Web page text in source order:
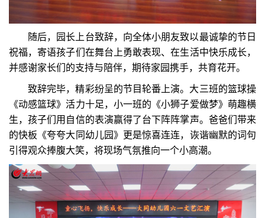
随后，园长上台致辞，向全体小朋友致以最诚挚的节日
祝福，寄语孩子们在舞台上勇敢表现、在生活中快乐成长，
并感谢家长们的支持与陪伴，期待家园携手，共育花开。
致辞完毕，精彩纷呈的节目轮番上演。大三班的篮球操
《动感篮球》活力十足，小一班的《小狮子爱做梦》萌趣横
生，孩子们用自信的表演赢得了台下阵阵掌声。爸爸们带来
的快板《夸夸大同幼儿园》更是惊喜连连，诙谐幽默的词句
引得观众捧腹大笑，将现场气氛推向一个小高潮。